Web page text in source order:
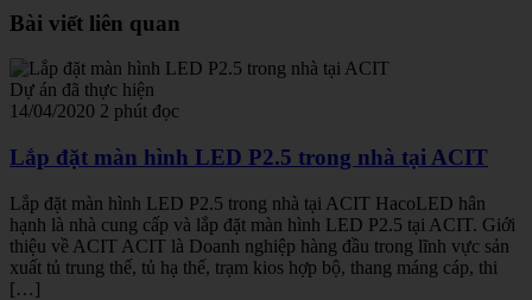
Bài viết liên quan
Dự án đã thực hiện
14/04/2020 2 phút đọc
Lắp đặt màn hình LED P2.5 trong nhà tại ACIT
Lắp đặt màn hình LED P2.5 trong nhà tại ACIT HacoLED hân
hạnh là nhà cung cấp và lắp đặt màn hình LED P2.5 tại ACIT. Giới
thiệu về ACIT ACIT là Doanh nghiệp hàng đầu trong lĩnh vực sản
xuất tủ trung thế, tủ hạ thế, trạm kios hợp bộ, thang máng cáp, thi
[…]